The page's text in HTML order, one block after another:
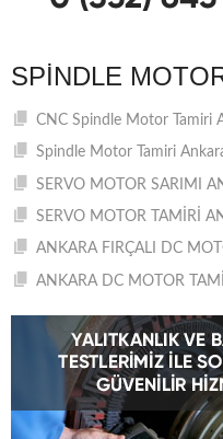
SPINDLE
CNC Spindle Motor Tamiri
Spindle Motor Tamiri
SERVO MOTOR SARIMI
SERVO MOTOR TAMİRİ
ANKARA FIRÇALI DC
ANKARA DC MOTOR